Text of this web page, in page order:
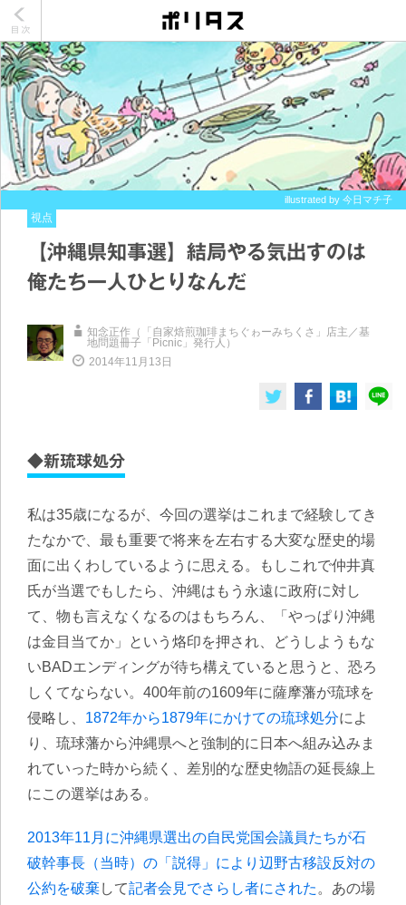
illustrated by 今日マチ子
視点
【沖縄県知事選】結局やる気出すのは
俺たち一人ひとりなんだ
知念正作（「自家焙煎珈琲まちぐゎーみちくさ」店主／基
地問題冊子「Picnic」発行人）
2014年11月13日
◆新琉球処分
私は35歳になるが、今回の選挙はこれまで経験してき
たなかで、最も重要で将来を左右する大変な歴史的場
面に出くわしているように思える。もしこれで仲井真
氏が当選でもしたら、沖縄はもう永遠に政府に対し
て、物も言えなくなるのはもちろん、「やっぱり沖縄
は金目当てか」という烙印を押され、どうしようもな
いBADエンディングが待ち構えていると思うと、恐ろ
しくてならない。400年前の1609年に薩摩藩が琉球を
侵略し、 1872年から1879年にかけての琉球処分によ
り、琉球藩から沖縄県へと強制的に日本へ組み込みま
れていった時から続く、差別的な歴史物語の延長線上
にこの選挙はある。
2013年11月に沖縄県選出の自民党国会議員たちが石
破幹事長（当時）の「説得」により辺野古移設反対の
公約を破棄して記者会見でさらし者にされた 。あの場